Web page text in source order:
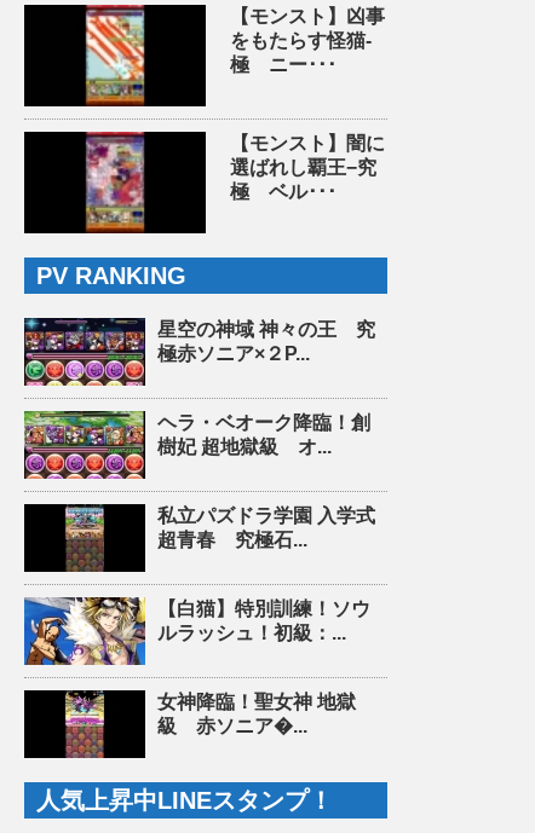
【モンスト】凶事
をもたらす怪猫-
極 ニー･･･
【モンスト】闇に
選ばれし覇王−究
極 ベル･･･
PV RANKING
星空の神域 神々の王 究
極赤ソニア×２P...
ヘラ・ベオーク降臨！創
樹妃 超地獄級 オ...
私立パズドラ学園 入学式
超青春 究極石...
【白猫】特別訓練！ソウ
ルラッシュ！初級：...
女神降臨！聖女神 地獄
級 赤ソニア�...
人気上昇中LINEスタンプ！